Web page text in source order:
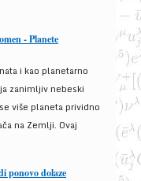
- Planete
i kao planetarno
zanimljiv nebeski
više planeta prividno
na Zemlji. Ovaj
ponovo dolaze